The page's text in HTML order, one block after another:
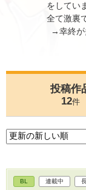
をしてい
全て激裏
→幸終が
投稿作
12件
BL 連載中